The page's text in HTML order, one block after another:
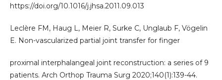
https://doi.org/10.1016/j.jhsa.2011.09.013
Leclère FM, Haug L, Meier R, Surke C, Unglaub F, Vögelin
E. Non-vascularized partial joint transfer for finger
proximal interphalangeal joint reconstruction: a series of 9
patients. Arch Orthop Trauma Surg 2020;140(1):139-44.